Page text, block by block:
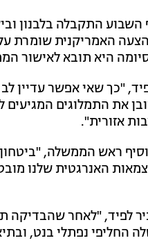
התקבלה בלבנון
האמריקנית שומרת
היא תובא לאישור
"כך שאי אפשר עדיין
את התמלוגים המגיעים
אזורית".
ראש הממשלה,
האנרגטית שלנו
לפיד, "לאחר שהבדיקה
החליפי נפתלי בנט,